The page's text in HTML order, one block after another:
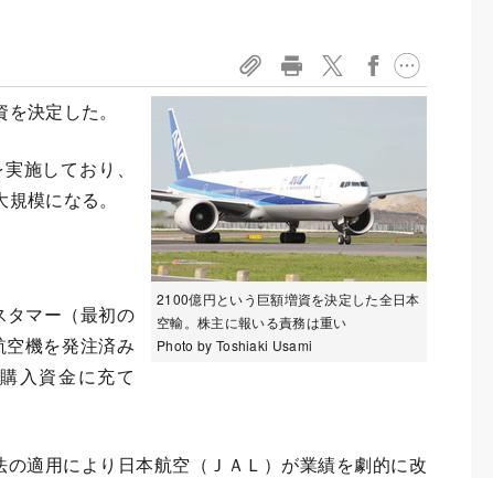
2100億円という巨額増資を決定した全日本
空輸。株主に報いる責務は重い
Photo by Toshiaki Usami
決定した。
施しており、
模になる。
マー（最初の
機を発注済み
入資金に充て
適用により日本航空（ＪＡＬ）が業績を劇的に改